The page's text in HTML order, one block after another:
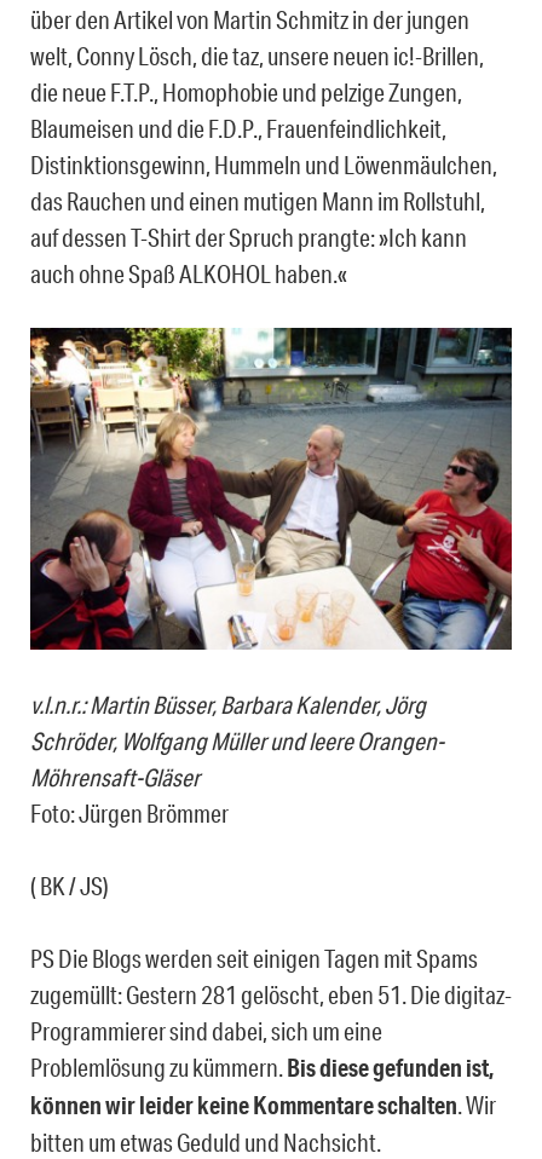
über den Artikel von Martin Schmitz in der jungen
welt, Conny Lösch, die taz, unsere neuen ic!-Brillen,
die neue F.T.P., Homophobie und pelzige Zungen,
Blaumeisen und die F.D.P., Frauenfeindlichkeit,
Distinktionsgewinn, Hummeln und Löwenmäulchen,
das Rauchen und einen mutigen Mann im Rollstuhl,
auf dessen T-Shirt der Spruch prangte: »Ich kann
auch ohne Spaß ALKOHOL haben.«
v.l.n.r.: Martin Büsser, Barbara Kalender, Jörg
Schröder, Wolfgang Müller und leere Orangen-
Möhrensaft-Gläser
Foto: Jürgen Brömmer
( BK / JS)
PS Die Blogs werden seit einigen Tagen mit Spams
zugemüllt: Gestern 281 gelöscht, eben 51. Die digitaz-
Programmierer sind dabei, sich um eine
Problemlösung zu kümmern.Bis diese gefunden ist,
können wirleider keine Kommentare schalten. Wir
bitten um etwas Geduld und Nachsicht.